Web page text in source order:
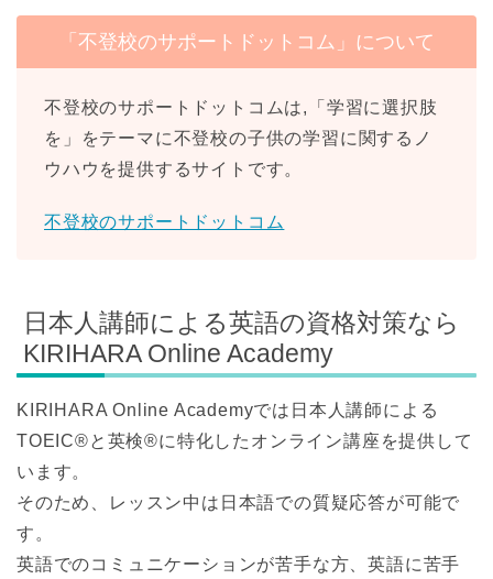
「不登校のサポートドットコム」について
不登校のサポートドットコムは,「学習に選択肢
を」をテーマに不登校の子供の学習に関するノ
ウハウを提供するサイトです。
不登校のサポートドットコム
日本人講師による英語の資格対策なら
KIRIHARA Online Academy
KIRIHARA Online Academyでは日本人講師による
TOEIC®と英検®に特化したオンライン講座を提供して
います。
そのため、レッスン中は日本語での質疑応答が可能で
す。
英語でのコミュニケーションが苦手な方、英語に苦手